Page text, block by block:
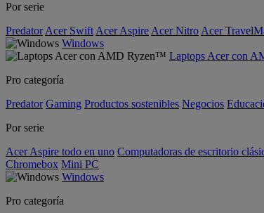
Por serie
Predator Acer Swift Acer Aspire Acer Nitro Acer
Windows
Laptops Acer con
Pro categoría
Predator Gaming Productos sostenibles Negocios
Por serie
Acer Aspire todo en uno Computadoras de escritorio
Chromebox Mini PC
Windows
Pro categoría